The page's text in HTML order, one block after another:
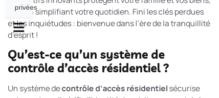
tout en simplifiant votre quotidien. Fini les clés perdues
et les inquiétudes : bienvenue dans l’ère de la tranquillité
d’esprit !
Qu’est-ce qu’un système de
contrôle d’accès résidentiel ?
Un système decontrôle d’accès résidentielsécurise
privées